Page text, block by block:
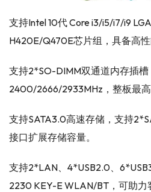
支持Intel 10代 Core i3/i5/i7/i9
H420E/Q470E芯片组，具备高性
支持2*SO-DIMM双通道内存插
2400/2666/2933MHz，整板最高
支持SATA3.0高速存储，支持
接口扩展存储容量。
支持2*LAN、4*USB2.0、
2230 KEY-E WLAN/BT，可助